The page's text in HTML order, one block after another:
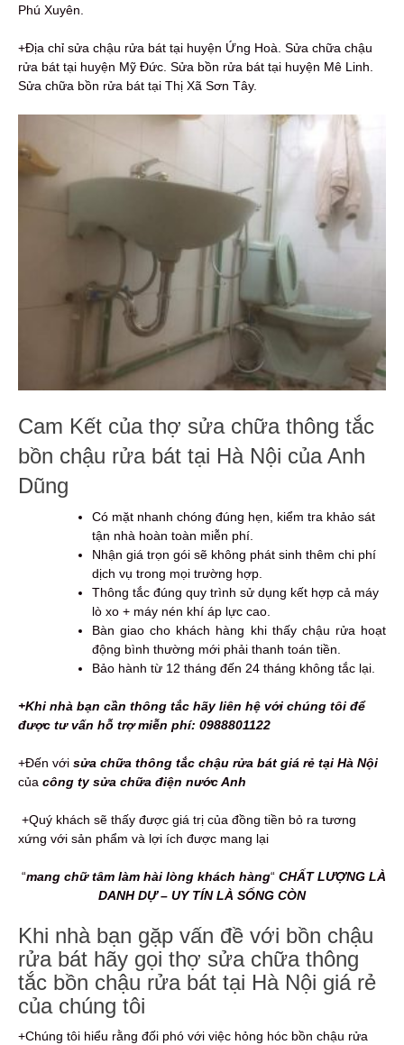
Phú Xuyên.
+Địa chỉ sửa chậu rửa bát tại huyện Ứng Hoà. Sửa chữa chậu
rửa bát tại huyện Mỹ Đức. Sửa bồn rửa bát tại huyện Mê Linh.
Sửa chữa bồn rửa bát tại Thị Xã Sơn Tây.
Cam Kết của thợ sửa chữa thông tắc
bồn chậu rửa bát tại Hà Nội của Anh
Dũng
Có mặt nhanh chóng đúng hẹn, kiểm tra khảo sát
tận nhà hoàn toàn miễn phí.
Nhận giá trọn gói sẽ không phát sinh thêm chi phí
dịch vụ trong mọi trường hợp.
Thông tắc đúng quy trình sử dụng kết hợp cả máy
lò xo + máy nén khí áp lực cao.
Bàn giao cho khách hàng khi thấy chậu rửa hoạt
động bình thường mới phải thanh toán tiền.
Bảo hành từ 12 tháng đến 24 tháng không tắc lại.
+Khi nhà bạn cần thông tắc hãy liên hệ với chúng tôi để
được tư vấn hỗ trợ miễn phí: 0988801122
+Đến với sửa chữa thông tắc chậu rửa bát giá rẻ tại Hà Nội
của công ty sửa chữa điện nước Anh
+Quý khách sẽ thấy được giá trị của đồng tiền bỏ ra tương
xứng với sản phẩm và lợi ích được mang lại
“mang chữ tâm làm hài lòng khách hàng“ CHẤT LƯỢNG LÀ
DANH DỰ – UY TÍN LÀ SỐNG CÒN
Khi nhà bạn gặp vấn đề với bồn chậu
rửa bát hãy gọi thợ sửa chữa thông
tắc bồn chậu rửa bát tại Hà Nội giá rẻ
của chúng tôi
+Chúng tôi hiểu rằng đối phó với việc hỏng hóc bồn chậu rửa